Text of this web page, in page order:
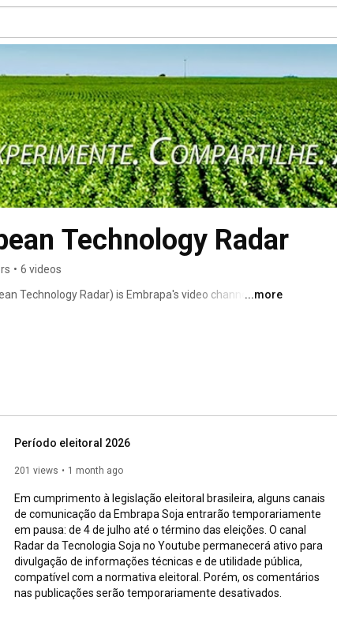
Technology Radar
• 6 videos
Technology Radar) is Embrapa's video channel that
a multimedia communication vehicle that offers
publications, articles and interviews. They are
content easier. Access
...more
Período eleitoral 2026
201 views 1 month ago
Em cumprimento à legislação eleitoral brasileira, alguns canais
de comunicação da Embrapa Soja entrarão temporariamente
em pausa: de 4 de julho até o término das eleições. O canal
Radar da Tecnologia Soja no Youtube permanecerá ativo para
divulgação de informações técnicas e de utilidade pública,
compatível com a normativa eleitoral. Porém, os comentários
nas publicações serão temporariamente desativados.